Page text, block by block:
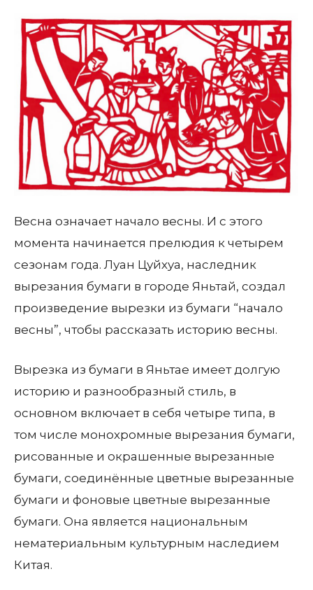
Весна означает начало весны. И с этого
момента начинается прелюдия к четырем
сезонам года. Луан Цуйхуа, наследник
вырезания бумаги в городе Яньтай, создал
произведение вырезки из бумаги “начало
весны”, чтобы рассказать историю весны.
Вырезка из бумаги в Яньтае имеет долгую
историю и разнообразный стиль, в
основном включает в себя четыре типа, в
том числе монохромные вырезания бумаги,
рисованные и окрашенные вырезанные
бумаги, соединённые цветные вырезанные
бумаги и фоновые цветные вырезанные
бумаги. Она является национальным
нематериальным культурным наследием
Китая.